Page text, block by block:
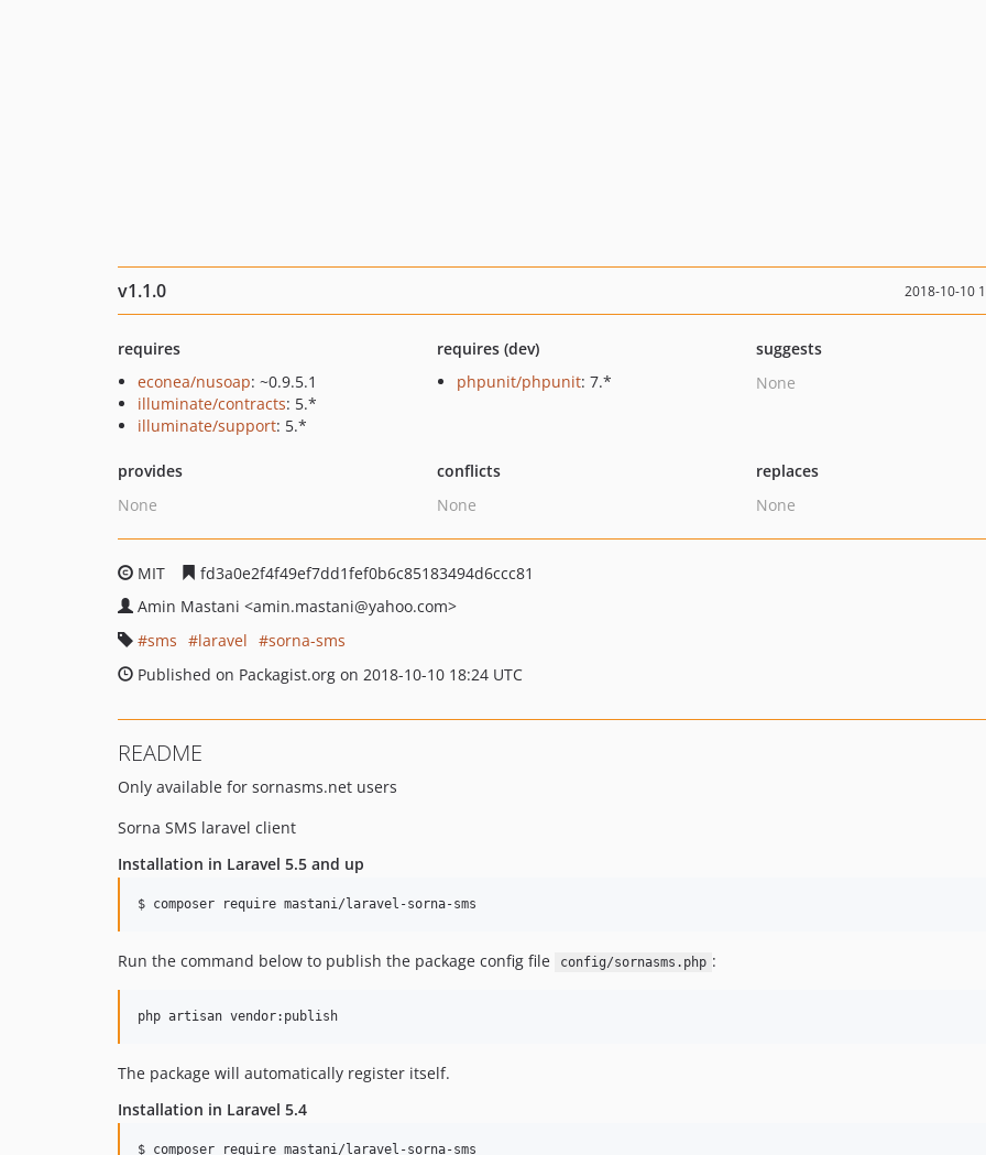
v1.1.0 2018-10-10
requires
econea/nusoap: ~0.9.5.1
illuminate/contracts: 5.*
illuminate/support: 5.*
requires (dev)
phpunit/phpunit: 7.*
suggests
None
provides
None
conflicts
None
replaces
None
MIT
fd3a0e2f4f49ef7dd1fef0b6c85183494d6ccc81
Amin Mastani <amin.mastani@yahoo.com>
sms
laravel
sorna-sms
Published on Packagist.org on 2018-10-10 18:24 UTC
README
Only available for sornasms.net users
Sorna SMS laravel client
Installation in Laravel 5.5 and up
$ composer require mastani/laravel-sorna-sms
Run the command below to publish the package config file config/sornasms.php :
php artisan vendor:publish
The package will automatically register itself.
Installation in Laravel 5.4
$ composer require mastani/laravel-sorna-sms